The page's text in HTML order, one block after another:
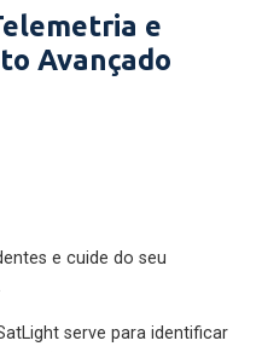
e
Avançado
e cuide do seu
serve para identificar